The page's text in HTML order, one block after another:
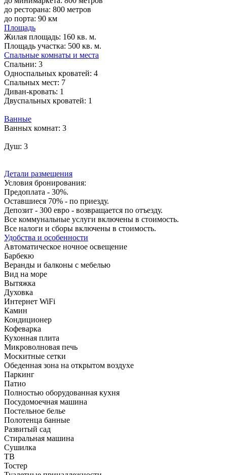
до ресторана: 800 метров
до порта: 90 км
Площадь
Жилая площадь: 160 кв. м.
Площадь участка: 500 кв. м.
Спальные комнаты и места
Спальни: 3
Односпальных кроватей: 4
Спальных мест: 7
Диван-кровать: 1
Двуспальных кроватей: 1
Ванные
Ванных комнат: 3
Душ: 3
Детали размещения
Условия бронирования:
Предоплата - 30%.
Оставшиеся 70% - по приезду.
Депозит - 300 евро - возвращается по отъезду.
Все коммунальные услуги включены в стоимость.
Все налоги и сборы включены в стоимость.
Удобства и особенности
Автоматическое ночное освещение
Барбекю
Веранды и балконы с мебелью
Вид на море
Вытяжка
Духовка
Интернет WiFi
Камин
Кондиционер
Кофеварка
Кухонная плита
Микроволновая печь
Москитные сетки
Обеденная зона на открытом воздухе
Паркинг
Патио
Полностью оборудованная кухня
Посудомоечная машина
Постельное белье
Полотенца банные
Развитый сад
Стиральная машина
Сушилка
ТВ
Тостер